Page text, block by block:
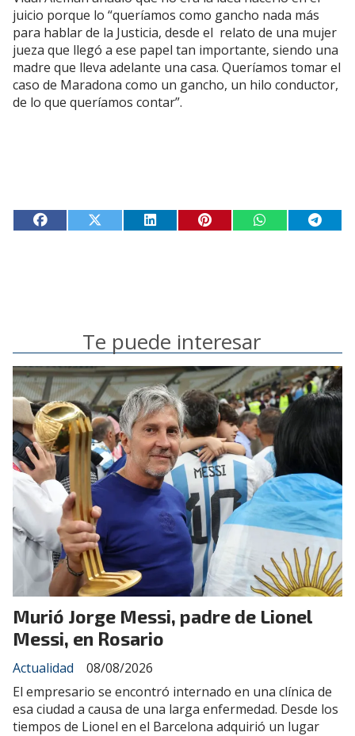
juicio porque lo “queríamos como gancho nada más
para hablar de la Justicia, desde el relato de una mujer
jueza que llegó a ese papel tan importante, siendo una
madre que lleva adelante una casa. Queríamos tomar el
caso de Maradona como un gancho, un hilo conductor,
de lo que queríamos contar”.
Te puede interesar
Murió Jorge Messi, padre de Lionel
Messi, en Rosario
Actualidad
08/08/2026
El empresario se encontró internado en una clínica de
esa ciudad a causa de una larga enfermedad. Desde los
tiempos de Lionel en el Barcelona adquirió un lugar